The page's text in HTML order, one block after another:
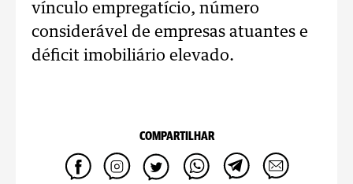
vínculo empregatício, número
considerável de empresas atuantes e
déficit imobiliário elevado.
COMPARTILHAR